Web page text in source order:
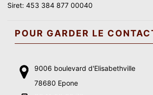
Siret: 453 384 877 00040
POUR GARDER LE
9006 boulevard d'Elisabethville
78680 Epone